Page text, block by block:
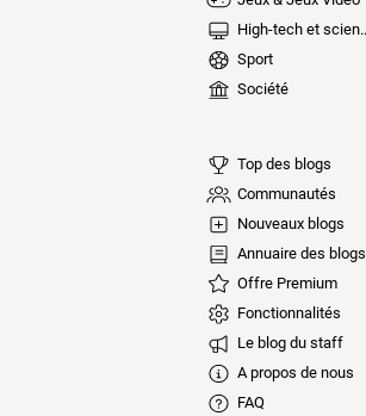
High-tech et sciences
Sport
Société
Top des blogs
Communautés
Nouveaux blogs
Annuaire des blogs
Offre Premium
Fonctionnalités
Le blog du staff
A propos de nous
FAQ